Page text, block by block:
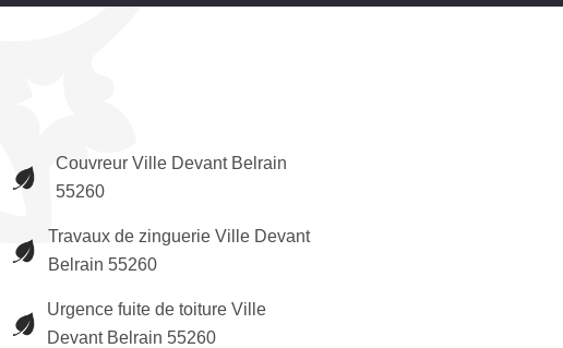
Couvreur Ville Devant Belrain
55260
Travaux de zinguerie Ville Devant
Belrain 55260
Urgence fuite de toiture Ville
Devant Belrain 55260